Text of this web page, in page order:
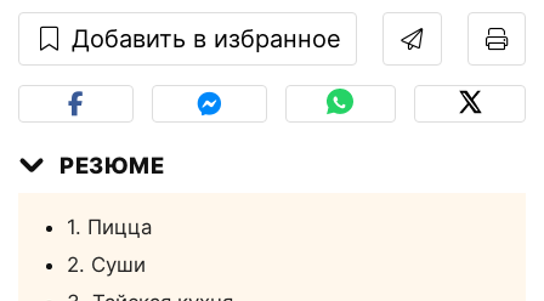
Добавить в избранное
РЕЗЮМЕ
1. Пицца
2. Суши